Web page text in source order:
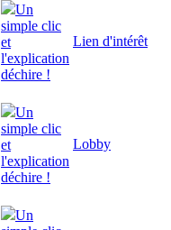
Un
simple clic
et
l'explication
déchire !
Lien d'intérêt
Un
simple clic
et
l'explication
déchire !
Lobby
Un